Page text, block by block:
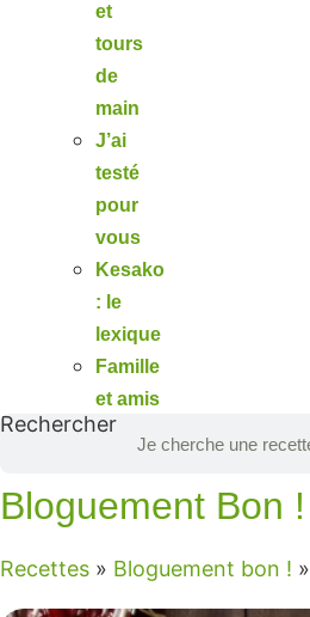
et
tours
de
main
J’ai
testé
pour
vous
Kesako
: le
lexique
Famille
et amis
Rechercher
Bloguement Bon !
Recettes » Bloguement bon ! »